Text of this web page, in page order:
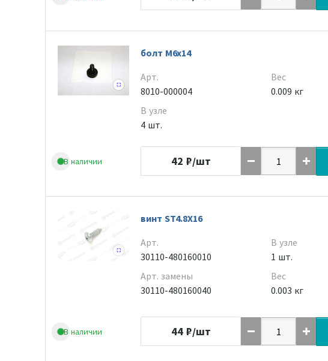
В наличии
болт М6х14
Арт.
8010-000004
В узле
4 шт.
Вес
0.009 кг
42 ₽/шт
В наличии
винт ST4.8X16
Арт.
30110-480160010
Арт. замены
30110-480160040
В узле
1 шт.
Вес
0.003 кг
44 ₽/шт